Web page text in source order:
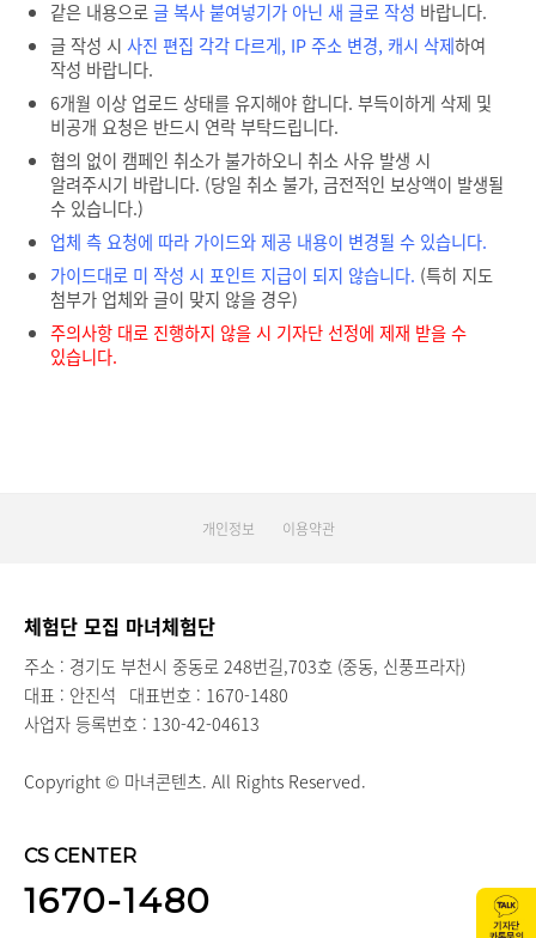
같은 내용으로글 복사 붙여넣기가 아닌 새 글로 작성 바랍니다.
글 작성 시 사진 편집 각각 다르게, IP 주소 변경, 캐시 삭제하여
작성 바랍니다.
6개월 이상 업로드 상태를 유지해야 합니다. 부득이하게 삭제 및
비공개 요청은 반드시 연락 부탁드립니다.
협의 없이 캠페인 취소가 불가하오니 취소 사유 발생 시
알려주시기 바랍니다. (당일 취소 불가, 금전적인 보상액이 발생될
수 있습니다.)
업체 측 요청에 따라 가이드와 제공 내용이 변경될 수 있습니다.
가이드대로 미 작성 시 포인트 지급이 되지 않습니다. (특히 지도
첨부가 업체와 글이 맞지 않을 경우)
주의사항 대로 진행하지 않을 시 기자단 선정에 제재 받을 수
있습니다.
개인정보 이용약관
체험단 모집 마녀체험단
주소 : 경기도 부천시 중동로 248번길,703호 (중동, 신풍프라자)
대표 : 안진석 대표번호 : 1670-1480
사업자 등록번호 : 130-42-04613
Copyright © 마녀콘텐츠. All Rights Reserved.
CS CENTER
1670-1480